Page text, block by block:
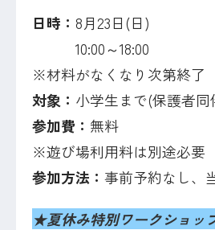
日時： 8月23日(日)
10:00～18:00
※材料がなくなり次第終了
対象： 小学生まで(保護者同
参加費： 無料
※遊び場利用料は別途必要
参加方法： 事前予約なし、
★夏休み特別ワークショッ